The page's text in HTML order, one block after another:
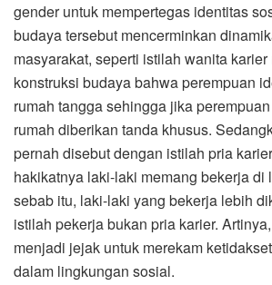
gender untuk mempertegas identitas
budaya tersebut mencerminkan
masyarakat, seperti istilah wanita
konstruksi budaya bahwa perempuan
rumah tangga sehingga jika
rumah diberikan tanda khusus.
pernah disebut dengan istilah pria
hakikatnya laki-laki memang bekerja di
sebab itu, laki-laki yang bekerja lebih
istilah pekerja bukan pria karier.
menjadi jejak untuk merekam
dalam lingkungan sosial.